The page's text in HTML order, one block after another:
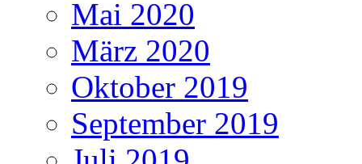
Mai 2020
März 2020
Oktober 2019
September 2019